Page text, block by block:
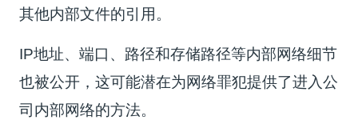
其他内部文件的引用。
IP地址、端口、路径和存储路径等内部网络细节
也被公开，这可能潜在为网络罪犯提供了进入公
司内部网络的方法。